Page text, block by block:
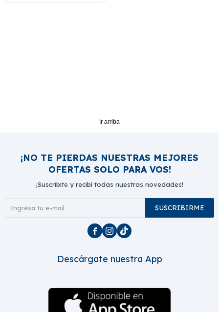
Ir arriba
¡NO TE PIERDAS NUESTRAS MEJORES
OFERTAS SOLO PARA VOS!
¡Suscribite y recibí todas nuestras novedades!
SUSCRIBIRME
  
Descárgate nuestra App